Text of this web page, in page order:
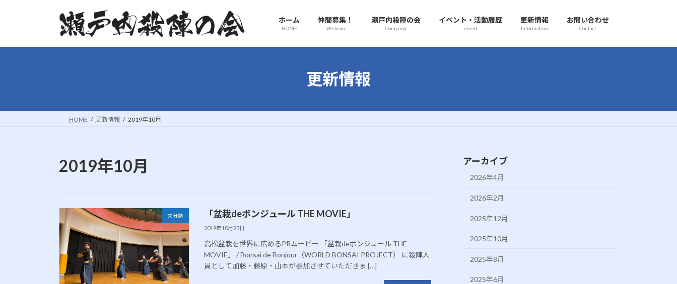
プ
動
ホーム
HOME
仲間募集！
Welcom
瀬戸内殺陣の会
Company
イベント・活動履歴
event
更新情報
Information
お問い合わせ
Contact
更新情報
HOME 更新情報 2019年10月
2019年10月
未分類 「盆栽deボンジュール THE MOVIE」
2019年10月23日
高松盆栽を世界に広めるPRムービー 「盆栽deボンジュール THE
MOVIE」 / Bonsai de Bonjour（WORLD BONSAI PROJECT） に殺陣人
員として加藤・藤原・山本が参加させていただきま […]
アーカイブ
2026年4月
2026年2月
2025年12月
2025年10月
2025年8月
2025年6月